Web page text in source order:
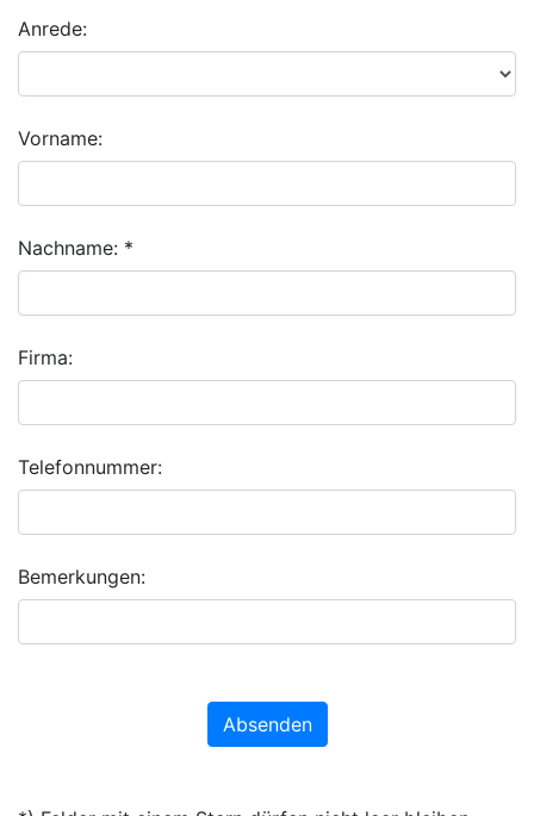
Anrede:
Vorname:
Nachname: *
Firma:
Telefonnummer:
Bemerkungen:
Absenden